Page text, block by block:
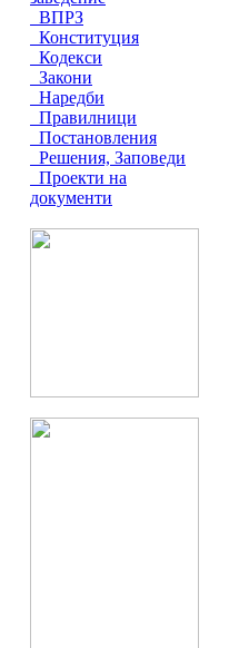
ВПРЗ
Конституция
Кодекси
Закони
Наредби
Правилници
Постановления
Решения, Заповеди
Проекти на
документи